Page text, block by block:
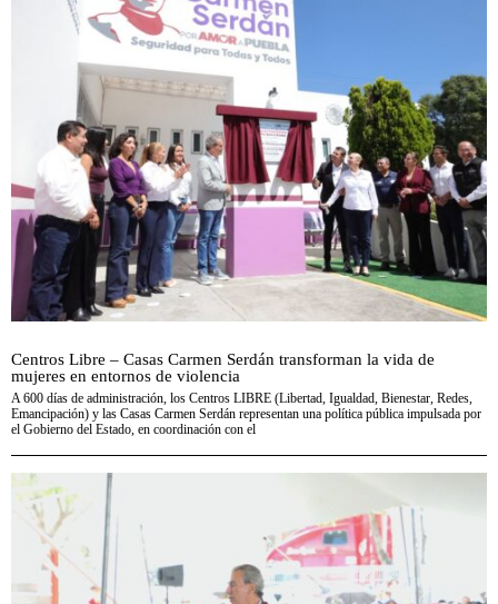
Centros Libre – Casas Carmen Serdán transforman la vida de
mujeres en entornos de violencia
A 600 días de administración, los Centros LIBRE (Libertad, Igualdad, Bienestar, Redes,
Emancipación) y las Casas Carmen Serdán representan una política pública impulsada por
el Gobierno del Estado, en coordinación con el